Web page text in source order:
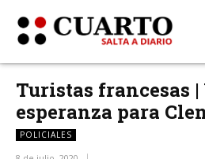
Turistas francesas |
esperanza para
POLICIALES